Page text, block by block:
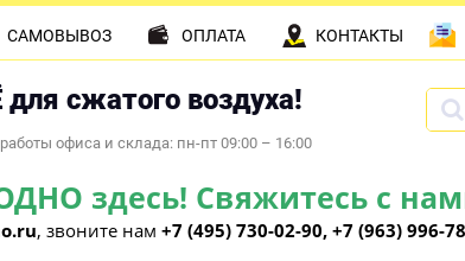
для сжатого воздуха!
офиса и склада: пн-пт 09:00 – 16:00
здесь! Свяжитесь с
, звоните нам +7 (495) 730-02-90, +7 (963) 996-
САМОВЫВОЗ ОПЛАТА КОНТАКТЫ